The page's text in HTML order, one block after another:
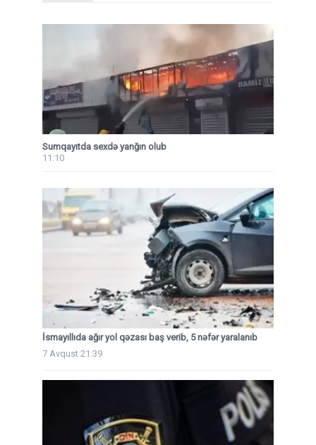
Sumqayıtda sexdə yanğın olub
11:10
İsmayıllıda ağır yol qəzası baş verib, 5 nəfər yaralanıb
7 Avqust 21:39